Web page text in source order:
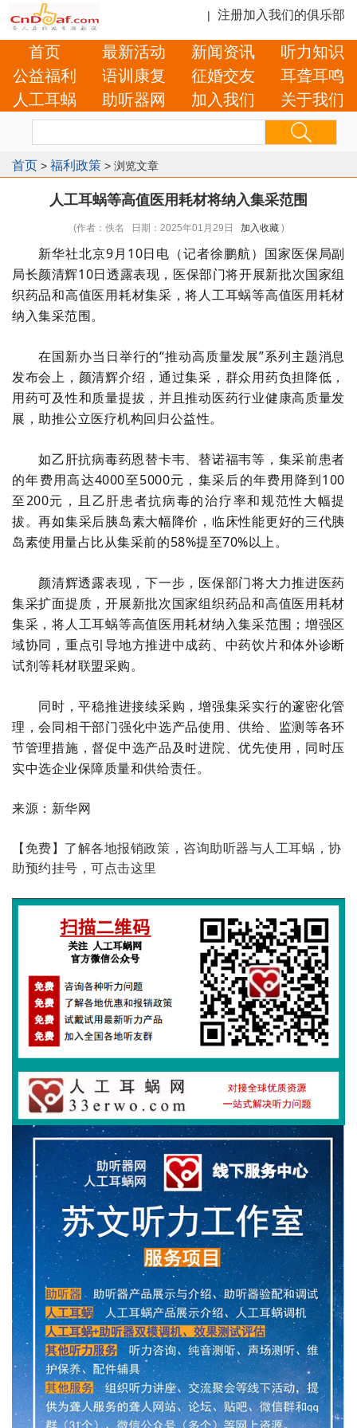
| 注册加入我们的俱乐部
首页 最新活动 新闻资讯
听力知识
公益福利
语训康复 征婚交友
耳聋耳鸣
人工耳蜗
助听器网 加入我们 关于我们
首页 > 福利政策 > 浏览文章
人工耳蜗等高值医用耗材将纳入集采范围
(作者：佚名 日期：2025年01月29日 加入收藏)
新华社北京9月10日电（记者徐鹏航）国家医保局副
局长颜清辉10日透露表现，医保部门将开展新批次国家组
织药品和高值医用耗材集采，将人工耳蜗等高值医用耗材
纳入集采范围。
在国新办当日举行的“推动高质量发展”系列主题消息
发布会上，颜清辉介绍，通过集采，群众用药负担降低，
用药可及性和质量提拔，并且推动医药行业健康高质量发
展，助推公立医疗机构回归公益性。
如乙肝抗病毒药恩替卡韦、替诺福韦等，集采前患者
的年费用高达4000至5000元，集采后的年费用降到100
至200元，且乙肝患者抗病毒的治疗率和规范性大幅提
拔。再如集采后胰岛素大幅降价，临床性能更好的三代胰
岛素使用量占比从集采前的58%提至70%以上。
颜清辉透露表现，下一步，医保部门将大力推进医药
集采扩面提质，开展新批次国家组织药品和高值医用耗材
集采，将人工耳蜗等高值医用耗材纳入集采范围；增强区
域协同，重点引导地方推进中成药、中药饮片和体外诊断
试剂等耗材联盟采购。
同时，平稳推进接续采购，增强集采实行的邃密化管
理，会同相干部门强化中选产品使用、供给、监测等各环
节管理措施，督促中选产品及时进院、优先使用，同时压
实中选企业保障质量和供给责任。
来源：新华网
【免费】了解各地报销政策，咨询助听器与人工耳蜗，协
助预约挂号，可点击这里